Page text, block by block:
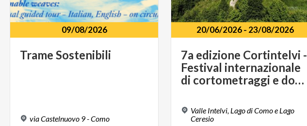
09/08/2026
Trame Sostenibili
viaCastelnuovo 9-Como
20/06/2026- 23/08/2026
7a edizione Cortintelvi -
Festival internazionale
di cortometraggi e documentari
Valle Intelvi, Lago di Como e Lago
Ceresio